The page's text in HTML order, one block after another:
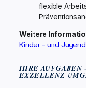
flexible
Weitere
Kinder – und
IHRE AUFGABEN
EXZELLENZ